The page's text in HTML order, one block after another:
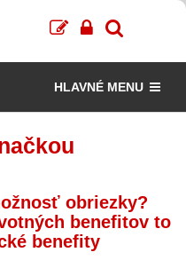
HLAVNÉ MENU
obriezky?
benefitov to
benefity